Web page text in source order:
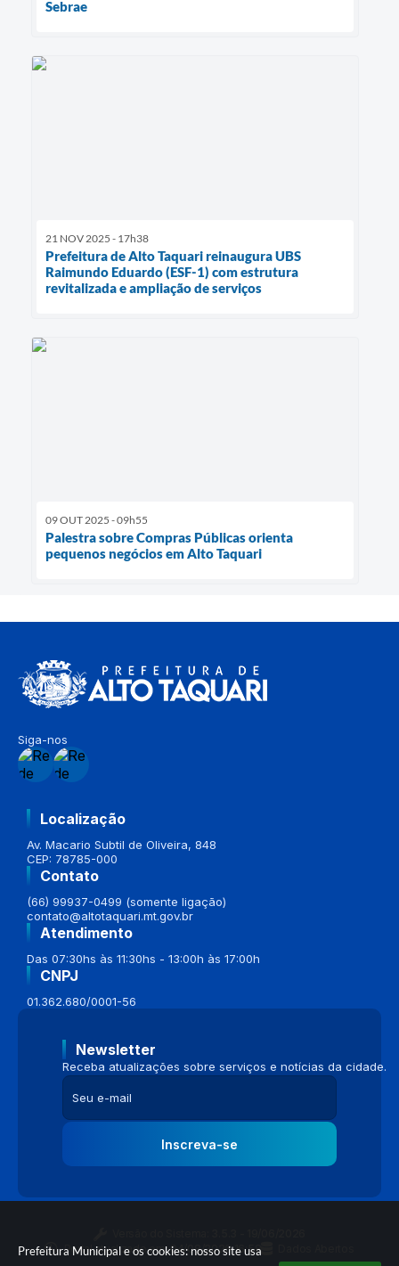
Prefeitura Municipal e os cookies: nosso site usa
Sebrae
21 NOV 2025 - 17h38
Prefeitura de Alto Taquari reinaugura UBS
Raimundo Eduardo (ESF-1) com estrutura
revitalizada e ampliação de serviços
09 OUT 2025 - 09h55
Palestra sobre Compras Públicas orienta
pequenos negócios em Alto Taquari
Siga-nos
Localização
Av. Macario Subtil de Oliveira, 848
CEP: 78785-000
Contato
(66) 99937-0499 (somente ligação)
contato@altotaquari.mt.gov.br
Atendimento
Das 07:30hs às 11:30hs - 13:00h às 17:00h
CNPJ
01.362.680/0001-56
Newsletter
Receba atualizações sobre serviços e notícias da cidade.
Inscreva-se
Portal atualizado em:04/08/2026 16:58